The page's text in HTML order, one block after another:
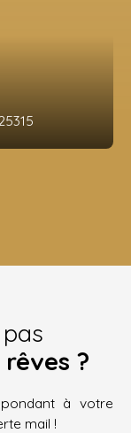
?
à votre
mail !